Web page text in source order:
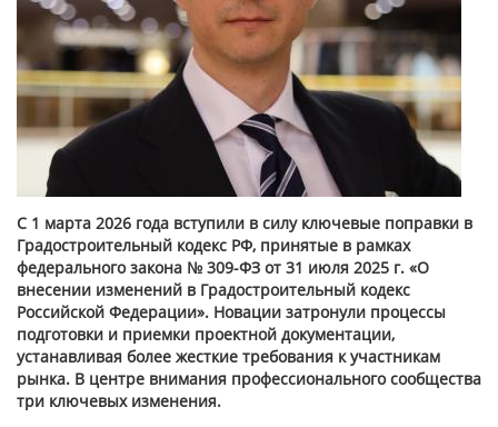
С 1 марта 2026 года вступили в силу ключевые поправки в
Градостроительный кодекс РФ, принятые в рамках
федерального закона № 309-ФЗ от 31 июля 2025 г. «О
внесении изменений в Градостроительный кодекс
Российской Федерации». Новации затронули процессы
подготовки и приемки проектной документации,
устанавливая более жесткие требования к участникам
рынка. В центре внимания профессионального сообщества
три ключевых изменения.